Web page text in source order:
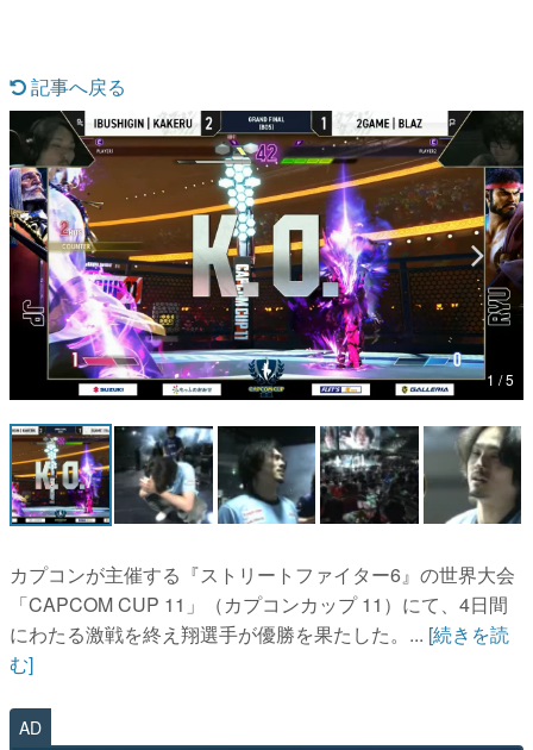
です。
ゲームが変えた日本語
「経験値」「裏技」「ラスボス」… ゲームにまつわる言葉
の起源や用法の変遷を、コンピューター文化史研究家・タ
イニーP氏が徹底調査。
カテゴリ
特集記事
マンガ
アプリレビュー
その他
電ファミニコゲーマーとは？
運営：株式会社マレ
1 / 5
カプコンが主催する『ストリートファイター6』の世界大会
「CAPCOM CUP 11」（カプコンカップ 11）にて、4日間
む]
AD